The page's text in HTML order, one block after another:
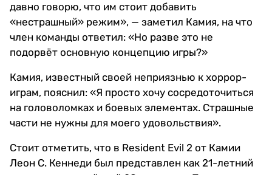
давно говорю, что им стоит добавить
«нестрашный» режим», — заметил Камия, на что
член команды ответил: «Но разве это не
подорвёт основную концепцию игры?»
Камия, известный своей неприязнью к хоррор-
играм, пояснил: «Я просто хочу сосредоточиться
на головоломках и боевых элементах. Страшные
части не нужны для моего удовольствия».
Стоит отметить, что в Resident Evil 2 от Камии
Леон С. Кеннеди был представлен как 21-летний